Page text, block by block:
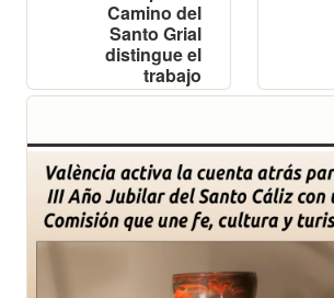
Camino del
Santo Grial
distingue el
trabajo
científico de
Millán y Millán
Vázquez de la
Torre, referente
internacional en
oleoturismo y
turismo